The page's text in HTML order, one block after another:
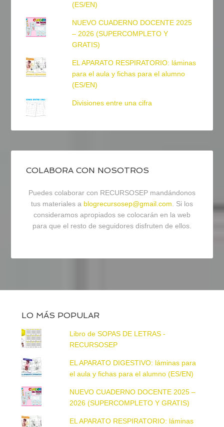
(ES/EN)
NUEVO CUADERNO DOCENTE 2025
– 2026 (SUPERCOMPLETO Y
GRATIS)
EL APARATO RESPIRATORIO: láminas
para el aula y fichas para el alumno
(ES/EN)
Divisiones entre una cifra
COLABORA CON NOSOTROS
Puedes colaborar con RECURSOSEP mandándonos
tus materiales a blogrecursosep@gmail.com. Si los
consideramos apropiados se colocarán en la web
para que el resto de seguidores disfruten de ellos.
LO MÁS POPULAR
Libro de SOPAS DE LETRAS -
RECURSOSEP
EL APARATO DIGESTIVO: láminas para
el aula y fichas para el alumno (ES/EN)
NUEVO CUADERNO DOCENTE 2025 –
2026 (SUPERCOMPLETO Y GRATIS)
EL APARATO RESPIRATORIO: láminas